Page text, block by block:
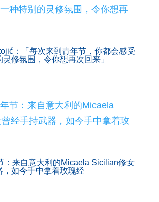
：「每次来到青年节，你都会感受
修氛围，令你想再次回来」
：来自意大利的Micaela Sicilian修女
，如今手中拿着玫瑰经